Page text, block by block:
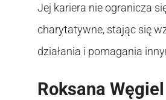
Jej kariera nie ogranicza
charytatywne, stając się
działania i pomagania
Roksana